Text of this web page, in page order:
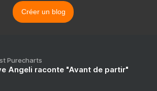
Créer un blog
Purecharts
Angeli raconte "Avant de partir"